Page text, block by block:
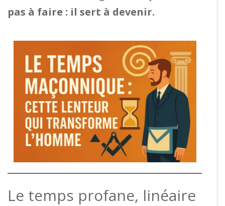
pas à faire : il sert à devenir.
Le temps profane, linéaire